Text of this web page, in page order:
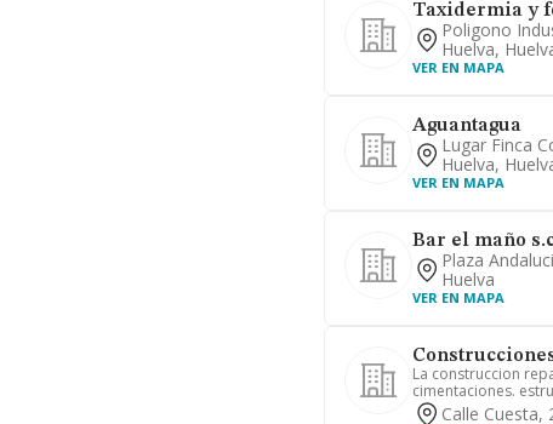
Taxidermia y
Poligono
Huelva,
VER EN MAPA
Aguantagua
Lugar Finca
Huelva,
VER EN MAPA
Bar el maño
Plaza
Huelva
VER EN MAPA
La construccion
cimentaciones.
Calle Cuesta,